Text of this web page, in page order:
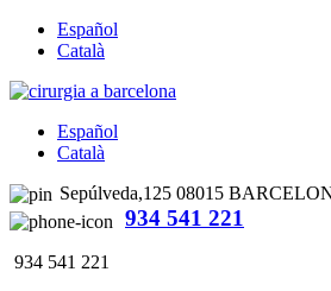
Español
Català
Español
Català
Sepúlveda,125 08015
934 541 221
934 541 221